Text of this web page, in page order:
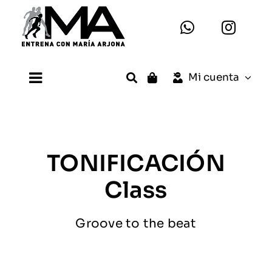
contenido
Toggle
María Arjona
Entrenamientos
Mi cuenta
TONIFICACIÓN
Class
Groove to the beat